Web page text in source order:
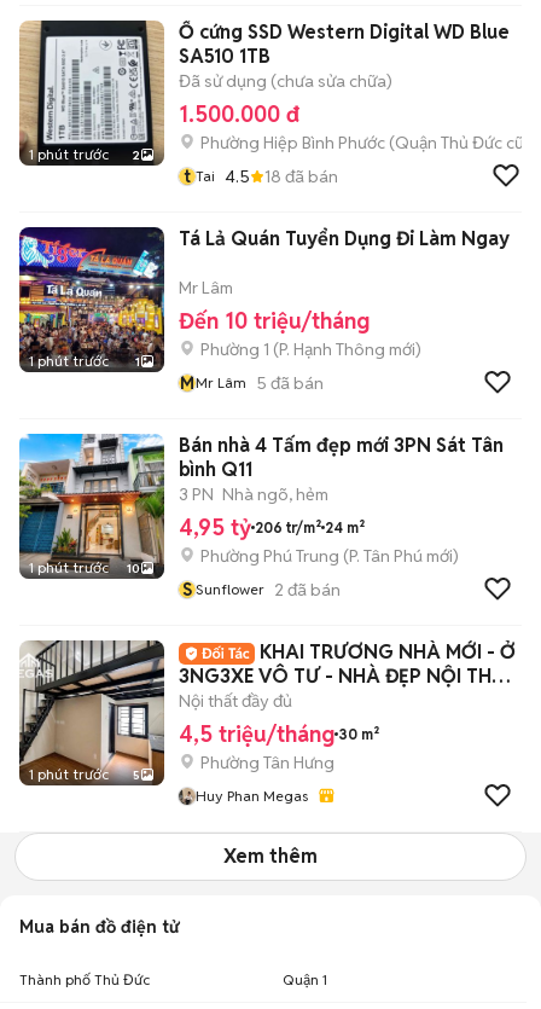
1 phút trước 2
Ổ cứng SSD Western Digital WD Blue
SA510 1TB
Đã sử dụng (chưa sửa chữa)
1.500.000 đ
Phường Hiệp Bình Phước (Quận Thủ Đức cũ)
t Tai 4.5 18 đã bán
1 phút trước 1
Tá Lả Quán Tuyển Dụng Đi Làm Ngay
Mr Lâm
Đến 10 triệu/tháng
Phường 1 (P. Hạnh Thông mới)
MMr Lâm 5 đã bán
1 phút trước 10
Bán nhà 4 Tấm đẹp mới 3PN Sát Tân
bình Q11
3 PN Nhà ngõ, hẻm
4,95 tỷ 206 tr/m² 24 m²
Phường Phú Trung (P. Tân Phú mới)
S Sunflower 2 đã bán
1 phút trước 5
KHAI TRƯƠNG NHÀ MỚI - Ở
3NG3XE VÔ TƯ - NHÀ ĐẸP NỘI THẤT
XỊN NGAY Q7
Nội thất đầy đủ
4,5 triệu/tháng 30 m²
Phường Tân Hưng
Huy Phan Megas
Xem thêm
Mua bán đồ điện tử
Thành phố Thủ Đức Quận 1